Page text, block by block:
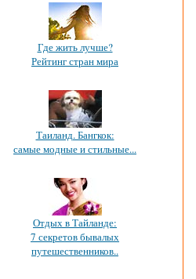
Где жить лучше?
Рейтинг стран мира
Таиланд. Бангкок:
самые модные и стильные...
Отдых в Тайланде:
7 секретов бывалых
путешественников..